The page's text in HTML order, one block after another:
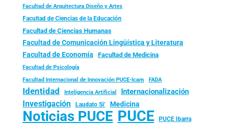
Facultad de Arquitectura Diseño y Artes
Facultad de Ciencias de la Educación
Facultad de Ciencias Humanas
Facultad de Comunicación Lingüística y Literatura
Facultad de Economía Facultad de Medicina
Facultad de Psicología
Facultad Internacional de Innovación PUCE-Icam FADA
Identidad Inteligencia Artificial Internacionalización
Investigación Laudato Si’ Medicina
Noticias PUCE PUCE PUCE Ibarra